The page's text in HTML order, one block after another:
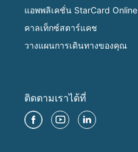
แอพพลิเคชั่น StarCard Online
คาลเท็กซ์สตาร์แคช
วางแผนการเดินทางของคุณ
ติดตามเราได้ที่